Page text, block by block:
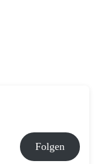
Folgen